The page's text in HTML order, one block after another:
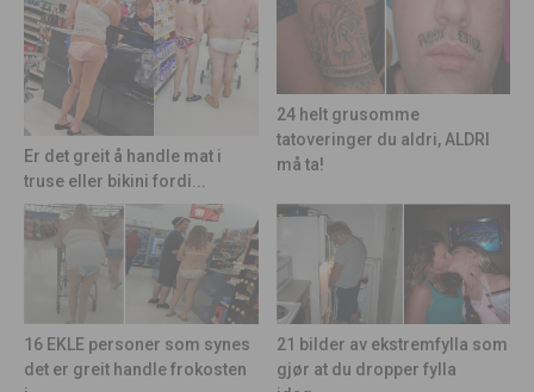
Er det greit å handle mat i
truse eller bikini fordi...
24 helt grusomme
tatoveringer du aldri, ALDRI
må ta!
16 EKLE personer som synes
det er greit handle frokosten
21 bilder av ekstremfylla som
gjør at du dropper fylla